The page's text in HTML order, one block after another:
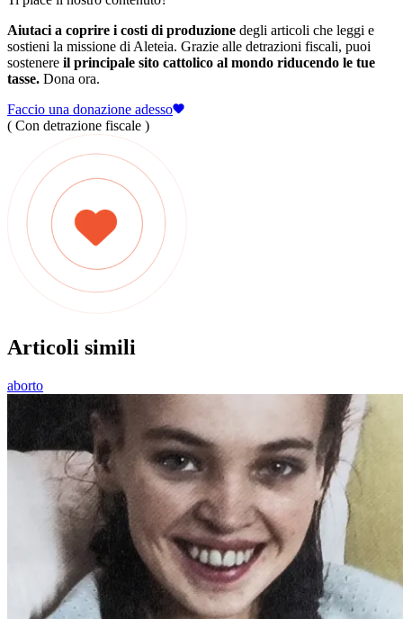
Aiutaci a coprire i costi di produzione degli articoli che leggi e
sostieni la missione di Aleteia. Grazie alle detrazioni fiscali, puoi
sostenere il principale sito cattolico al mondo riducendo le tue
tasse. Dona ora.
Faccio una donazione adesso
( Con detrazione fiscale )
Articoli simili
aborto